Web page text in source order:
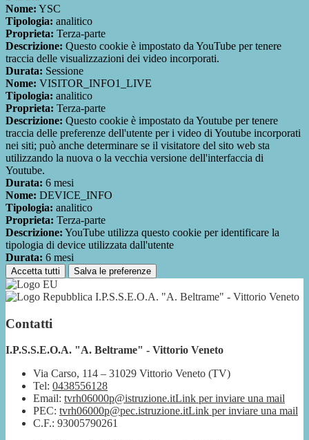
Nome: YSC
Tipologia: analitico
Proprieta: Terza-parte
Descrizione: Questo cookie è impostato da YouTube per tenere
traccia delle visualizzazioni dei video incorporati.
Durata: Sessione
Nome: VISITOR_INFO1_LIVE
Tipologia: analitico
Proprieta: Terza-parte
Descrizione: Questo cookie è impostato da Youtube per tenere
traccia delle preferenze dell'utente per i video di Youtube incorporati
nei siti; può anche determinare se il visitatore del sito web sta
utilizzando la nuova o la vecchia versione dell'interfaccia di
Youtube.
Durata: 6 mesi
Nome: DEVICE_INFO
Tipologia: analitico
Proprieta: Terza-parte
Descrizione: YouTube utilizza questo cookie per identificare la
tipologia di device utilizzata dall'utente
Durata: 6 mesi
Accetta tutti Salva le preferenze
I.P.S.S.E.O.A. "A. Beltrame" - Vittorio Veneto
Contatti
I.P.S.S.E.O.A. "A. Beltrame" - Vittorio Veneto
Via Carso, 114 – 31029 Vittorio Veneto (TV)
Tel: 0438556128
Email: tvrh06000p@istruzione.itLink per inviare una mail
PEC: tvrh06000p@pec.istruzione.itLink per inviare una mail
C.F.: 93005790261